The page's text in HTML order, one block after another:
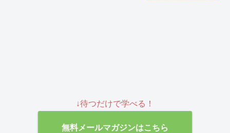
↓待つだけで学べる！
無料メールマガジンはこちら